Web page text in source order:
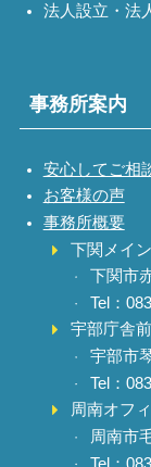
法人設立・法
事務所案内
安心してご相
お客様の声
事務所概要
下関メイ
下関市
Tel：
宇部庁舎
宇部市
Tel：
周南オフ
周南市
Tel：